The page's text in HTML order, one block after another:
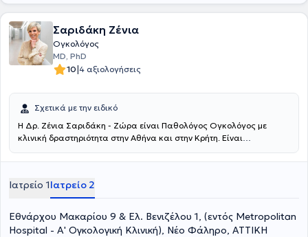
Σαριδάκη Ζένια
Ογκολόγος
MD, PhD
10|4 αξιολογήσεις
Σχετικά με την ειδικό
Η Δρ. Ζένια Σαριδάκη - Ζώρα είναι Παθολόγος Ογκολόγος με
κλινική δραστηριότητα στην Αθήνα και στην Κρήτη. Είναι
στο Νέο Φάληρο και Επιστημονική Υπεύθυνη του Ογκολογικού
Ιδιωτικής Κλινικής «Ασκληπιείον Κρήτης» στο Ηράκλειο Κρήτης.
Αποφοίτησε από την Ιατρική Σχολή του Πανεπιστημίου Κρήτης,
ειδικεύτηκε στην Παθολογική Ογκολογία και είναι Διδάκτωρ της
ίδιας Σχολής. Έχει μετεκπαιδευτεί στο University of Oxford και στο
Ιατρείο 1Ιατρείο 2
Εθνάρχου Μακαρίου 9 & Ελ. Βενιζέλου 1, (εντός Metropolitan
Hospital - Α' Ογκολογική Κλινική), Νέο Φάληρο, ΑΤΤΙΚΗ